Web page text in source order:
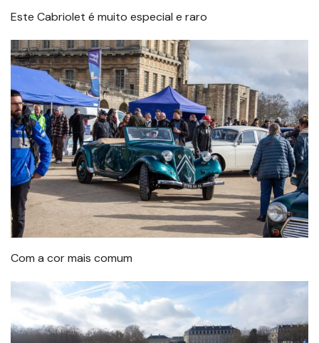
Este Cabriolet é muito especial e raro
Com a cor mais comum